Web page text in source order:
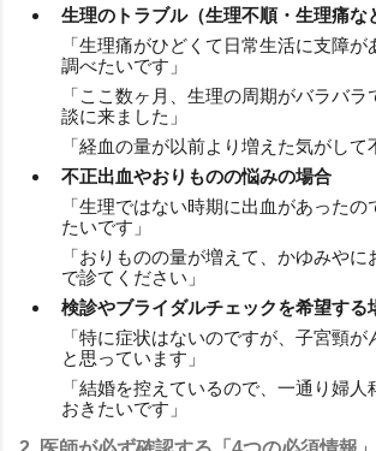
生理のトラブル（生理不順・生理痛な
「生理痛がひどくて日常生活に支障
調べたいです」
「ここ数ヶ月、生理の周期がバラバ
談に来ました」
「経血の量が以前より増えた気がして
不正出血やおりものの悩みの場合
「生理ではない時期に出血があったの
たいです」
「おりものの量が増えて、かゆみや
で診てください」
検診やブライダルチェックを希望する
「特に症状はないのですが、子宮頸
と思っています」
「結婚を控えているので、一通り婦人
おきたいです」